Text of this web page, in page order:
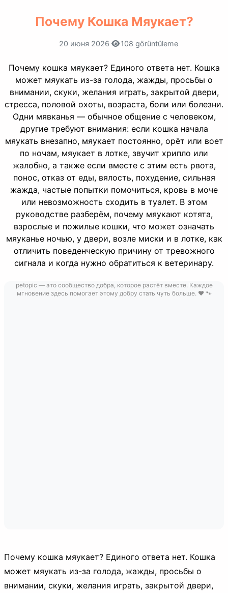
Почему Кошка Мяукает?
20 июня 2026 108 görüntüleme
Почему кошка мяукает? Единого ответа нет. Кошка
может мяукать из-за голода, жажды, просьбы о
внимании, скуки, желания играть, закрытой двери,
стресса, половой охоты, возраста, боли или болезни.
Одни мявканья — обычное общение с человеком,
другие требуют внимания: если кошка начала
мяукать внезапно, мяукает постоянно, орёт или воет
по ночам, мяукает в лотке, звучит хрипло или
жалобно, а также если вместе с этим есть рвота,
понос, отказ от еды, вялость, похудение, сильная
жажда, частые попытки помочиться, кровь в моче
или невозможность сходить в туалет. В этом
руководстве разберём, почему мяукают котята,
взрослые и пожилые кошки, что может означать
мяуканье ночью, у двери, возле миски и в лотке, как
отличить поведенческую причину от тревожного
сигнала и когда нужно обратиться к ветеринару.
petopic — это сообщество добра, которое растёт вместе. Каждое
мгновение здесь помогает этому добру стать чуть больше. ❤️ 🐾
Почему кошка мяукает? Единого ответа нет. Кошка
может мяукать из-за голода, жажды, просьбы о
внимании, скуки, желания играть, закрытой двери,